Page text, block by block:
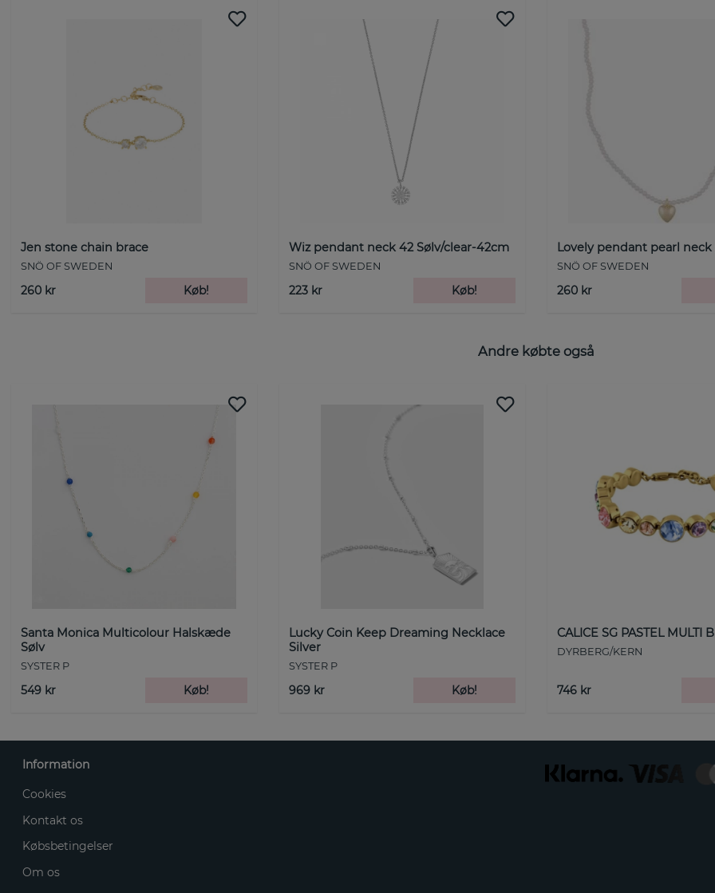
Jen stone chain brace
SNÖ OF SWEDEN
260 kr Køb!
Wiz pendant neck 42 Sølv/clear-42cm
SNÖ OF SWEDEN
223 kr Køb!
Lovely pendant pearl
SNÖ OF SWEDEN
260 kr
Andre købte også
Santa Monica Multicolour Halskæde
Sølv
SYSTER P
549 kr Køb!
Lucky Coin Keep Dreaming Necklace
Silver
SYSTER P
969 kr Køb!
CALICE SG PASTEL MULTI
DYRBERG/KERN
746 kr
Information
Cookies
Kontakt os
Købsbetingelser
Om os